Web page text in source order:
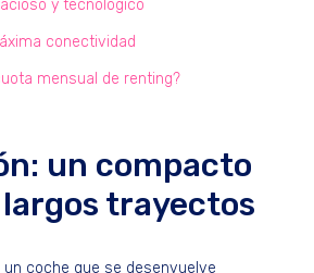
y tecnológico
conectividad
mensual de renting?
un compacto
trayectos
un coche que se desenvuelve